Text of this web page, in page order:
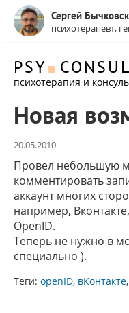
PSY
психотерапия и
Сергей
психотерапевт,
Новая
20.05.2010
Провел небольшую
комментировать
аккаунт многих
например,
OpenID.
Теперь не нужно в
специально ).
Теги: openID, вКонтакте,